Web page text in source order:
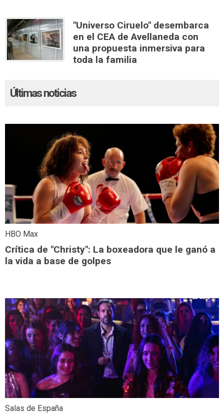
"Universo Ciruelo" desembarca
en el CEA de Avellaneda con
una propuesta inmersiva para
toda la familia
Últimas noticias
HBO Max
Crítica de "Christy": La boxeadora que le ganó a
la vida a base de golpes
Salas de España